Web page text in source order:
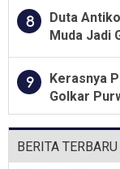
8
Duta
Muda Jadi
9
Kerasnya
Golkar
Dari
BERITA TERBARU